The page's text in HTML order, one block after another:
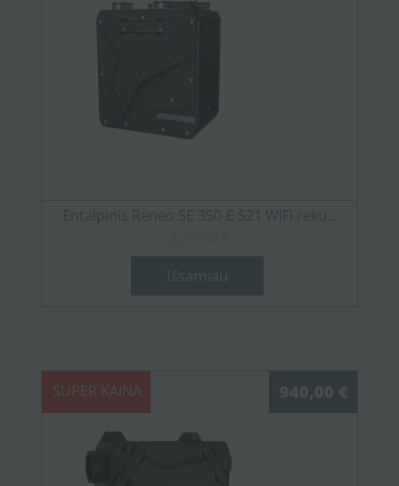
Entalpinis Reneo SE 350-E S21 WIFI reku...
Išsamiau
SUPER KAINA 940,00 €